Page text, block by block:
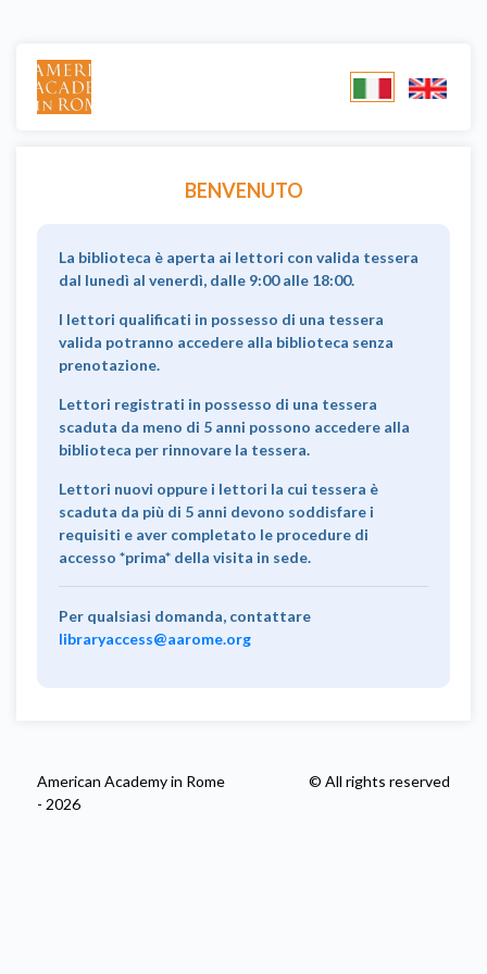
BENVENUTO
La biblioteca è aperta ai lettori con valida tessera
dal lunedì al venerdì, dalle 9:00 alle 18:00.
I lettori qualificati in possesso di una tessera
valida potranno accedere alla biblioteca senza
prenotazione.
Lettori registrati in possesso di una tessera
scaduta da meno di 5 anni possono accedere alla
biblioteca per rinnovare la tessera.
Lettori nuovi oppure i lettori la cui tessera è
scaduta da più di 5 anni devono soddisfare i
requisiti e aver completato le procedure di
accesso *prima* della visita in sede.
Per qualsiasi domanda, contattare
libraryaccess@aarome.org
American Academy in Rome
- 2026
© All rights reserved